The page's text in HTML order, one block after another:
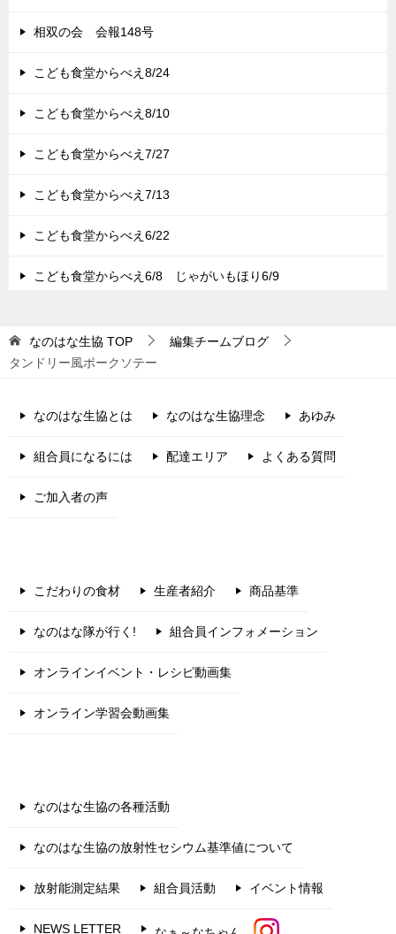
相双の会 会報148号
こども食堂からべえ8/24
こども食堂からべえ8/10
こども食堂からべえ7/27
こども食堂からべえ7/13
こども食堂からべえ6/22
こども食堂からべえ6/8 じゃがいもほり6/9
なのはな生協 TOP
編集チームブログ
タンドリー風ポークソテー
なのはな生協とは なのはな生協理念 あゆみ
組合員になるには 配達エリア よくある質問
ご加入者の声
こだわりの食材 生産者紹介 商品基準
なのはな隊が行く! 組合員インフォメーション
オンラインイベント・レシピ動画集
オンライン学習会動画集
なのはな生協の各種活動
なのはな生協の放射性セシウム基準値について
放射能測定結果 組合員活動 イベント情報
NEWS LETTER